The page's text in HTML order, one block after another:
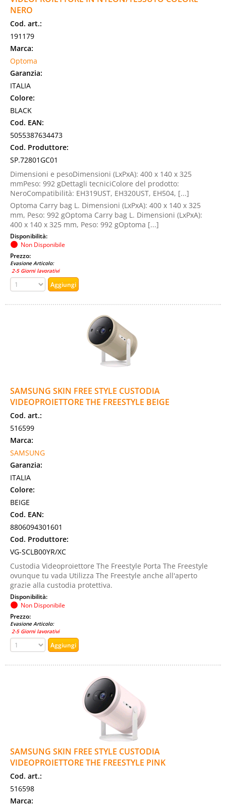
NERO
Cod. art.:
191179
Marca:
Optoma
Garanzia:
ITALIA
Colore:
BLACK
Cod. EAN:
5055387634473
Cod. Produttore:
SP.72801GC01
Dimensioni e pesoDimensioni (LxPxA): 400 x 140 x 325
mmPeso: 992 gDettagli tecniciColore del prodotto:
NeroCompatibilità: EH319UST, EH320UST, EH504, [...]
Optoma Carry bag L. Dimensioni (LxPxA): 400 x 140 x 325
mm, Peso: 992 gOptoma Carry bag L. Dimensioni (LxPxA):
400 x 140 x 325 mm, Peso: 992 gOptoma [...]
Disponibilità:
Non Disponibile
Prezzo:
Evasione Articolo:
2-5 Giorni lavorativi
SAMSUNG SKIN FREE STYLE CUSTODIA
VIDEOPROIETTORE THE FREESTYLE BEIGE
Cod. art.:
516599
Marca:
SAMSUNG
Garanzia:
ITALIA
Colore:
BEIGE
Cod. EAN:
8806094301601
Cod. Produttore:
VG-SCLB00YR/XC
Custodia Videoproiettore The Freestyle Porta The Freestyle
ovunque tu vada Utilizza The Freestyle anche all'aperto
grazie alla custodia protettiva.
Disponibilità:
Non Disponibile
Prezzo:
Evasione Articolo:
2-5 Giorni lavorativi
SAMSUNG SKIN FREE STYLE CUSTODIA
VIDEOPROIETTORE THE FREESTYLE PINK
Cod. art.:
516598
Marca: